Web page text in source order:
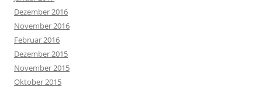
Dezember 2016
November 2016
Februar 2016
Dezember 2015
November 2015
Oktober 2015